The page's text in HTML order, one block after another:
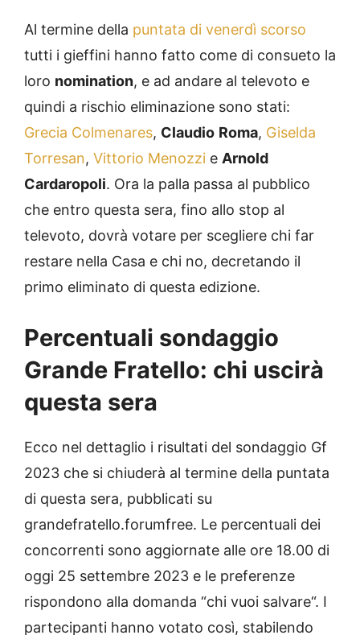
Al termine della puntata di venerdì scorso
tutti i gieffini hanno fatto come di consueto la
loro nomination, e ad andare al televoto e
quindi a rischio eliminazione sono stati:
Grecia Colmenares, Claudio Roma, Giselda
Torresan, Vittorio Menozzi e Arnold
Cardaropoli. Ora la palla passa al pubblico
che entro questa sera, fino allo stop al
televoto, dovrà votare per scegliere chi far
restare nella Casa e chi no, decretando il
primo eliminato di questa edizione.
Percentuali sondaggio
Grande Fratello: chi uscirà
questa sera
Ecco nel dettaglio i risultati del sondaggio Gf
2023 che si chiuderà al termine della puntata
di questa sera, pubblicati su
grandefratello.forumfree. Le percentuali dei
concorrenti sono aggiornate alle ore 18.00 di
oggi 25 settembre 2023 e le preferenze
rispondono alla domanda “chi vuoi salvare“. I
partecipanti hanno votato così, stabilendo